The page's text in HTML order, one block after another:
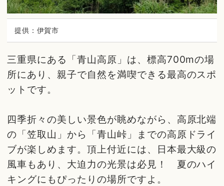
提供：伊賀市
三重県にある「青山高原」は、標高700mの場
所にあり、親子で自然を満喫できる最高のスポ
ットです。
四季折々の美しい景色が眺めながら、高原北端
の「笠取山」から「青山峠」までの高原ドライ
ブが楽しめます。頂上付近には、日本最大級の
風車もあり、大迫力の光景は必見！ 夏のハイ
キングにもぴったりの場所ですよ。